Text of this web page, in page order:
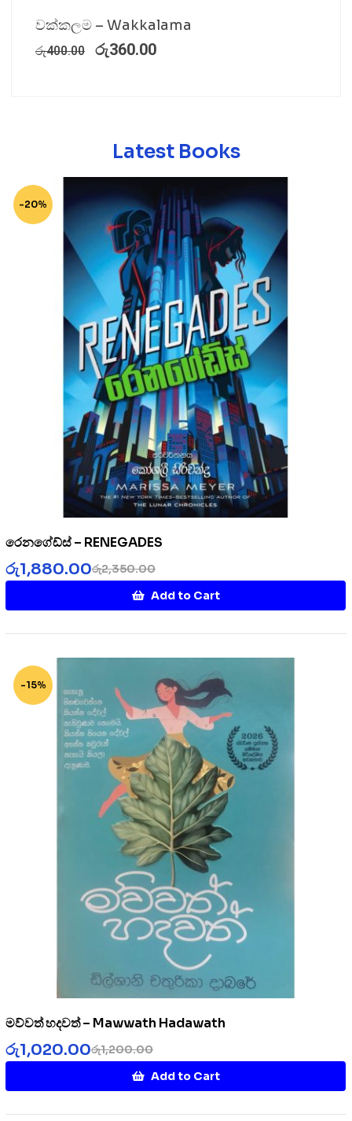
වක්කලම – Wakkalama
රු400.00 රු360.00
Latest Books
-20%
රෙනගේඩ්ස් – RENEGADES
රු2,350.00
රු1,880.00
Add to Cart
-15%
මව්වත් හදවත් – Mawwath Hadawath
රු1,200.00
රු1,020.00
Add to Cart